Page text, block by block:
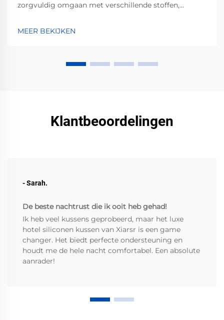
zorgvuldig omgaan met verschillende stoffen,
Behoud de levendige kleuren — lees nu.
MEER BEKIJKEN
Klantbeoordelingen
- Sarah.
De beste nachtrust die ik ooit heb gehad!
Ik heb veel kussens geprobeerd, maar het luxe
hotel siliconen kussen van Xiarsr is een game
changer. Het biedt perfecte ondersteuning en
houdt me de hele nacht comfortabel. Een absolute
aanrader!